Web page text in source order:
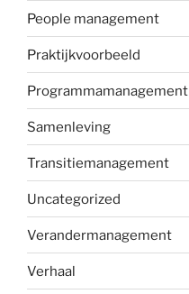
People management
Praktijkvoorbeeld
Programmamanagement
Samenleving
Transitiemanagement
Uncategorized
Verandermanagement
Verhaal